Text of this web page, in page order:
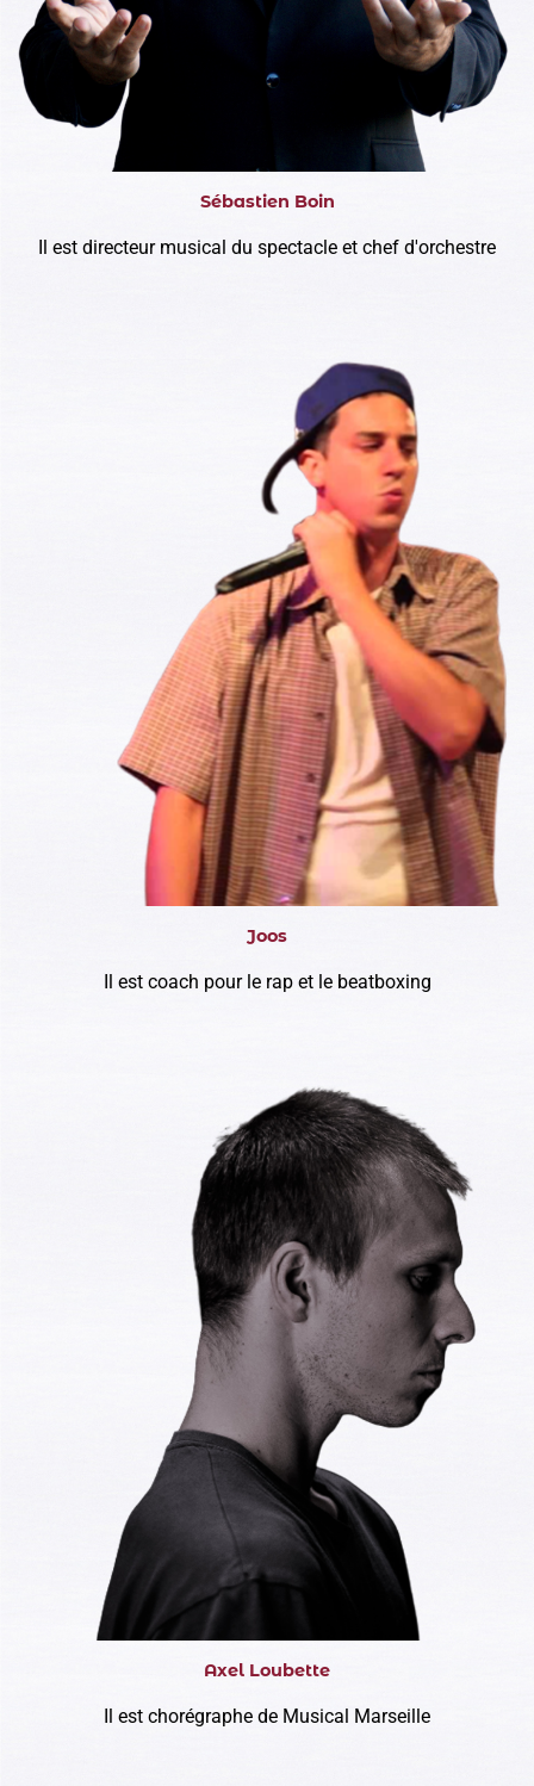
Sébastien Boin
Il est directeur musical du spectacle et chef d'orchestre
Joos
Il est coach pour le rap et le beatboxing
Axel Loubette
Il est chorégraphe de Musical Marseille